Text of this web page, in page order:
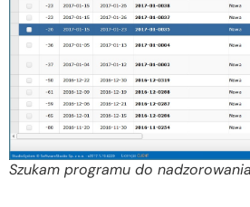
Szukam programu do